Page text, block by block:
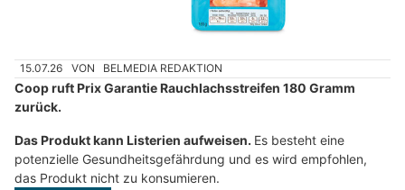
15.07.26 VON BELMEDIA REDAKTION
Coop ruft Prix Garantie Rauchlachsstreifen 180 Gramm
zurück.
Das Produkt kann Listerien aufweisen. Es besteht eine
potenzielle Gesundheitsgefährdung und es wird empfohlen,
das Produkt nicht zu konsumieren.